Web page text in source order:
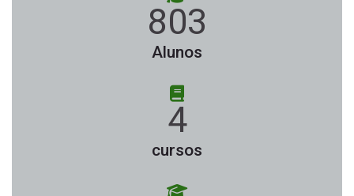
1677
Alunos
9
cursos